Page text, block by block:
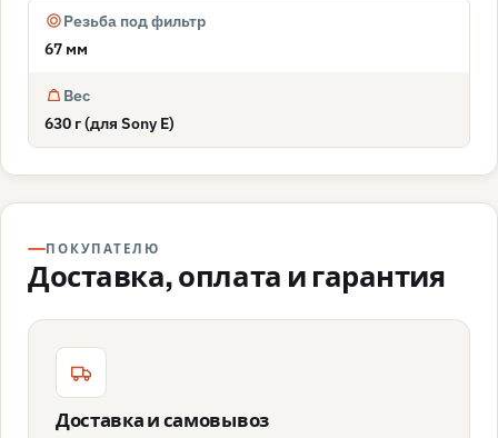
Резьба под фильтр
67 мм
Вес
630 г (для Sony E)
ПОКУПАТЕЛЮ
Доставка, оплата и гарантия
Доставка и самовывоз